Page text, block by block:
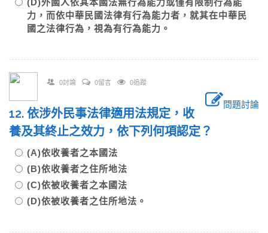
(D)外國人依其本國法無行為能力或僅有限制行為能
力，而依中華民國法律有行為能力者，就其在中華民
國之法律行為，視為有行為能力。
0討論 0留言 0追蹤
問題討論
12. 依涉外民事法律適用法規定，收
養及其終止之效力，依下列何項認定？
(A)依收養者之本國法
(B)依收養者之住所地法
(C)依被收養者之本國法
(D)依被收養者之住所地法。